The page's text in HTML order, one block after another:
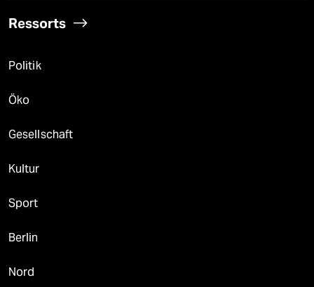
Ressorts
Politik
Öko
Gesellschaft
Kultur
Sport
Berlin
Nord